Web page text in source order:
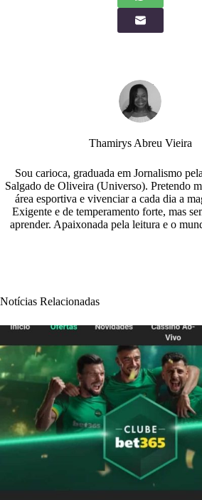
Thamirys Abreu Vieira
Sou carioca, graduada em Jornalismo
Salgado de Oliveira (Universo). Pretendo
área esportiva e vivenciar a cada dia a
Exigente e de temperamento forte, mas
aprender. Apaixonada pela leitura e o
Notícias Relacionadas